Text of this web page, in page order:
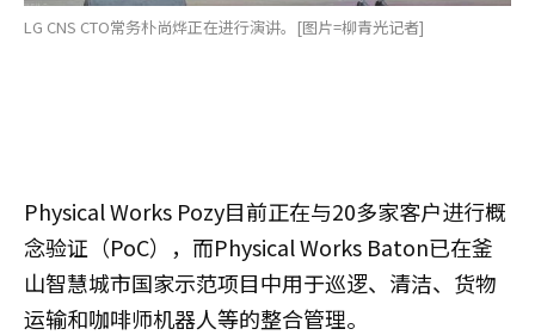
LG CNS CTO常务朴尚烨正在进行演讲。[图片=柳青光记者]
Physical Works Pozy目前正在与20多家客户进行概
念验证（PoC），而Physical Works Baton已在釜
山智慧城市国家示范项目中用于巡逻、清洁、货物
运输和咖啡师机器人等的整合管理。